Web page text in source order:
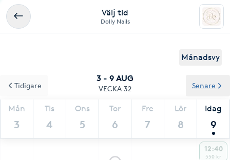
Välj tid
Dolly Nails
Månadsvy
3 - 9 AUG
VECKA 32
Mån
3
Tis
4
Ons
5
Tor
6
Fre
7
Lör
8
Idag
9
Tidigare Senare
12:40
550 kr